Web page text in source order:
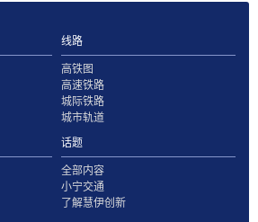
线路
高铁图
高速铁路
城际铁路
城市轨道
话题
全部内容
小宁交通
了解慧伊创新